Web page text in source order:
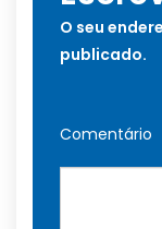
O seu
publicado.
Comentário